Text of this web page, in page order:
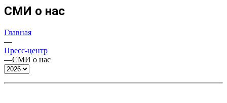
СМИ о нас
Главная
—
Пресс-центр
—СМИ о нас